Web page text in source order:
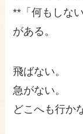
**「何もしな
がある。
飛ばない。
急がない。
どこへも行か